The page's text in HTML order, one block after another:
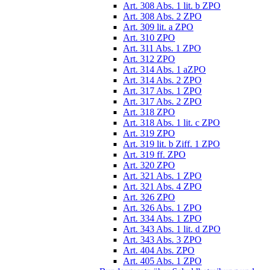
Art. 308 Abs. 1 lit. b ZPO
Art. 308 Abs. 2 ZPO
Art. 309 lit. a ZPO
Art. 310 ZPO
Art. 311 Abs. 1 ZPO
Art. 312 ZPO
Art. 314 Abs. 1 aZPO
Art. 314 Abs. 2 ZPO
Art. 317 Abs. 1 ZPO
Art. 317 Abs. 2 ZPO
Art. 318 ZPO
Art. 318 Abs. 1 lit. c ZPO
Art. 319 ZPO
Art. 319 lit. b Ziff. 1 ZPO
Art. 319 ff. ZPO
Art. 320 ZPO
Art. 321 Abs. 1 ZPO
Art. 321 Abs. 4 ZPO
Art. 326 ZPO
Art. 326 Abs. 1 ZPO
Art. 334 Abs. 1 ZPO
Art. 343 Abs. 1 lit. d ZPO
Art. 343 Abs. 3 ZPO
Art. 404 Abs. ZPO
Art. 405 Abs. 1 ZPO